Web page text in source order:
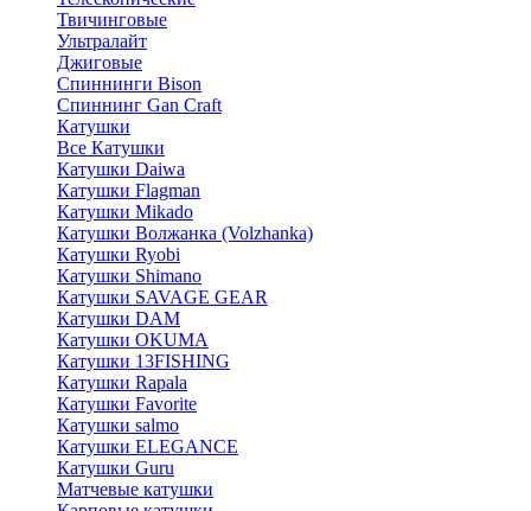
Твичинговые
Ультралайт
Джиговые
Спиннинги Bison
Спиннинг Gan Craft
Катушки
Все Катушки
Катушки Daiwa
Катушки Flagman
Катушки Mikado
Катушки Волжанка (Volzhanka)
Катушки Ryobi
Катушки Shimano
Катушки SAVAGE GEAR
Катушки DAM
Катушки OKUMA
Катушки 13FISHING
Катушки Rapala
Катушки Favorite
Катушки salmo
Катушки ELEGANCE
Катушки Guru
Матчевые катушки